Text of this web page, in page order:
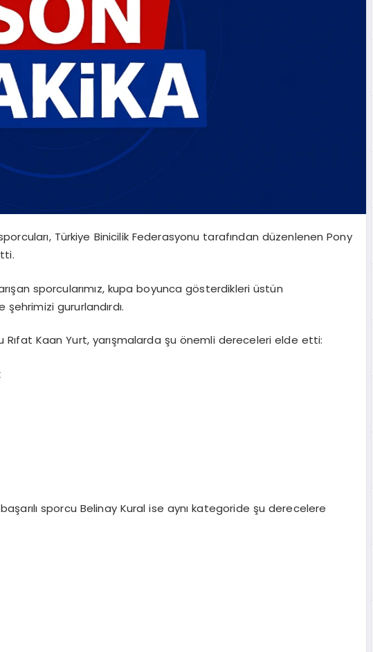
Türkiye Binicilik Federasyonu tarafından düzenlenen Pony
sporcularımız, kupa boyunca gösterdikleri üstün
gururlandırdı.
Rıfat Kaan Yurt, yarışmalarda şu önemli dereceleri elde etti:
sporcu Belinay Kural ise aynı kategoride şu derecelere